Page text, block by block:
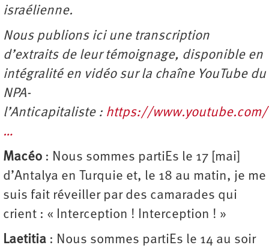
israélienne.
Nous publions ici une transcription
d’extraits de leur témoignage, disponible en
intégralité en vidéo sur la chaîne YouTube du
NPA-
l’Anticapitaliste : https://www.youtube.com/
…
Macéo : Nous sommes partiEs le 17 [mai]
d’Antalya en Turquie et, le 18 au matin, je me
suis fait réveiller par des camarades qui
crient : « Interception ! Interception ! »
Laetitia : Nous sommes partiEs le 14 au soir